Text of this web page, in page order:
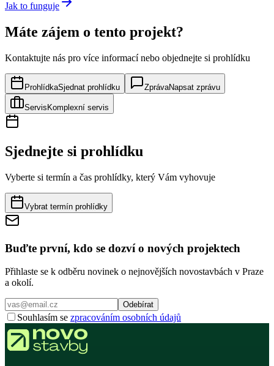
Jak to funguje
Máte zájem o tento projekt?
Kontaktujte nás pro více informací nebo objednejte si prohlídku
ProhlídkaSjednat prohlídku ZprávaNapsat zprávu
Servis Komplexní servis
Sjednejte si prohlídku
Vyberte si termín a čas prohlídky, který Vám vyhovuje
Vybrat termín prohlídky
Buďte první, kdo se dozví o nových projektech
Přihlaste se k odběru novinek o nejnovějších novostavbách v Praze
a okolí.
Odebírat
Souhlasím se zpracováním osobních údajů